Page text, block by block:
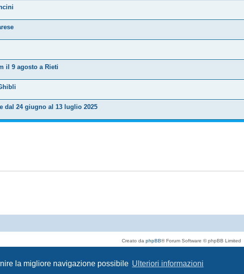
la migliore navigazione possibile Ulteriori informazioni
il 9 agosto a Rieti
dal 24 giugno al 13 luglio 2025
Creato da phpBB® Forum Software © phpBB Limited